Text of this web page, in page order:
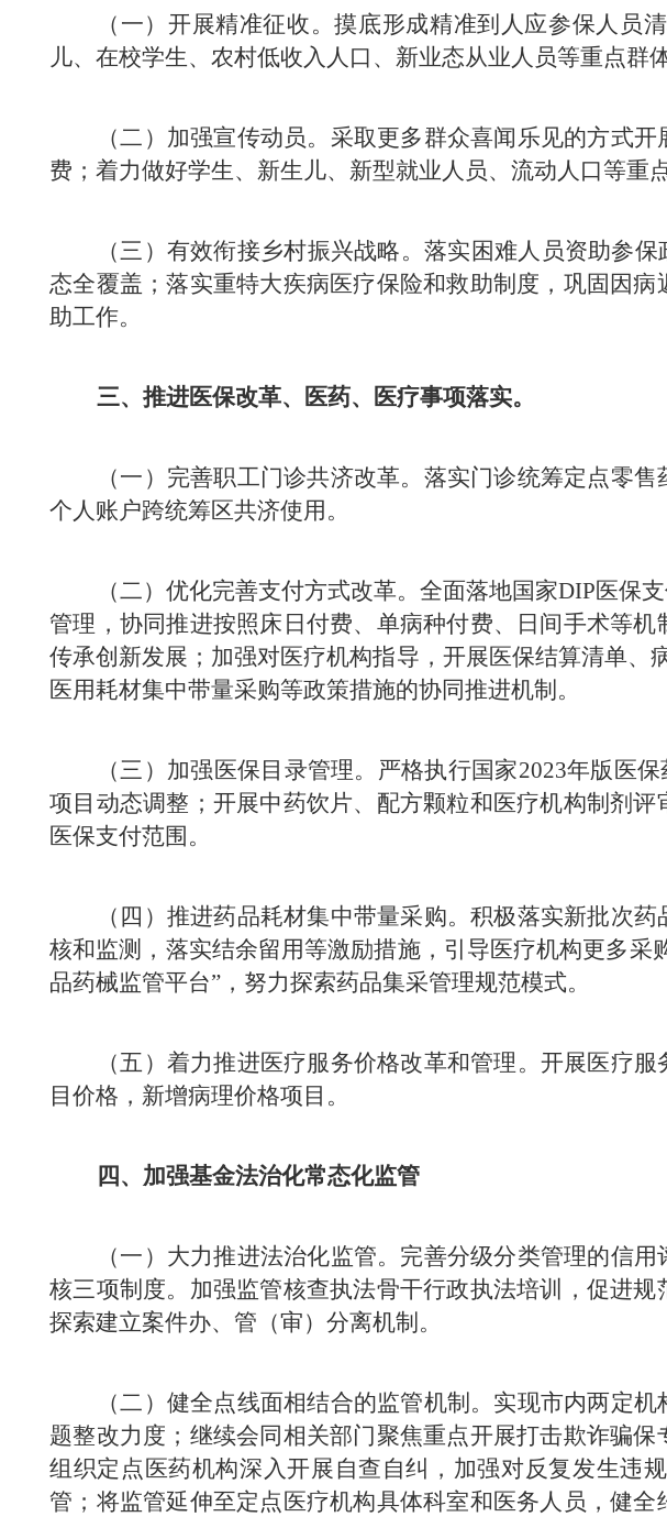
（一）开展精准征收。摸底形成精准到人应参保人
儿、在校学生、农村低收入人口、新业态从业人员等重点群
（二）加强宣传动员。采取更多群众喜闻乐见的方式
费；着力做好学生、新生儿、新型就业人员、流动人口等重
（三）有效衔接乡村振兴战略。落实困难人员资助参
态全覆盖；落实重特大疾病医疗保险和救助制度，巩固因
助工作。
三、推进医保改革、医药、医疗事项落实。
（一）完善职工门诊共济改革。落实门诊统筹定点零
个人账户跨统筹区共济使用。
（二）优化完善支付方式改革。全面落地国家DIP医保
管理，协同推进按照床日付费、 单病种付费、日间手术等机
传承创新发展；加强对医疗机构指导，开展医保结算清单
医用耗材集中带量采购等政策措施的协同推进机制 。
（三）加强医保目录管理。严格执行国家2023年版医
项目动态调整；开展中药饮片、配方颗粒和医疗机构制剂
医保支付范围。
（四）推进药品耗材集中带量采购。积极落实新批次
核和监测，落实结余留用等激励措施，引导医疗机构更多
品药械监管平台”，努力探索药品集采管理规范模式。
（五）着力推进医疗服务价格改革和管理。开展医疗
目价格，新增病理价格项目。
四、加强基金法治化常态化监管
（一）大力推进法治化监管。完善分级分类管理的信
核三项制度。加强监管核查执法骨干行政执法培训，促进
探索建立案件办、管（审）分离机制。
（二）健全点线面相结合的监管机制。实现市内两定
题整改力度；继续会同相关部门聚焦重点开展打击欺诈骗
组织定点医药机构深入开展自查自纠，加强对反复发生违
管；将监管延伸至定点医疗机构具体科室和医务人员，健